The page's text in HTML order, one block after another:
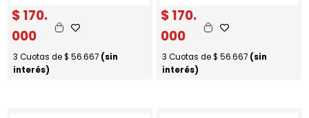
$170.
000
3 Cuotas de $ 56.667 (sin
interés)
$170.
000
3 Cuotas de $ 56.667 (sin
interés)